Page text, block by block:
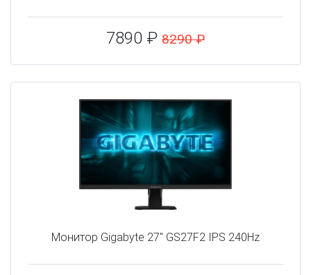
7890 ₽ 8290 ₽
Монитор Gigabyte 27" GS27F2 IPS 240Hz